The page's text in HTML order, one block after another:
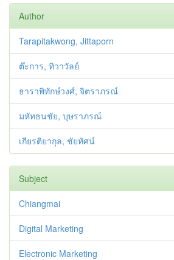
Author
Tarapitakwong, Jittaporn
ต๊ะการ, ทิวาวัลย์
ธาราพิทักษ์วงศ์, จิตราภรณ์
มหัทธนชัย, บุษราภรณ์
เกียรติยากุล, ชัยทัศน์
Subject
Chiangmai
Digital Marketing
Electronic Marketing